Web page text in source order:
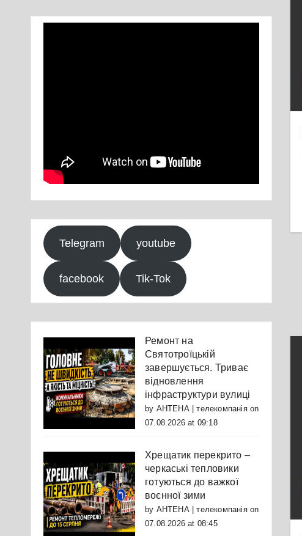
Telegram youtube
facebook Tik-Tok
Ремонт на
Святотроїцькій
завершується. Триває
відновлення
інфраструктури вулиці
by АНТЕНА | телекомпаніяon
07.08.2026 at 09:18
Хрещатик перекрито –
черкаські тепловики
готуються до важкої
воєнної зими
by АНТЕНА | телекомпаніяon
07.08.2026 at 08:45